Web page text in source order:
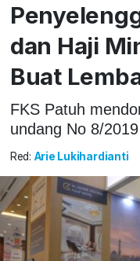
dan Haji
Buat
FKS Patuh
undang No 8/2019
Red: Arie Lukihardianti